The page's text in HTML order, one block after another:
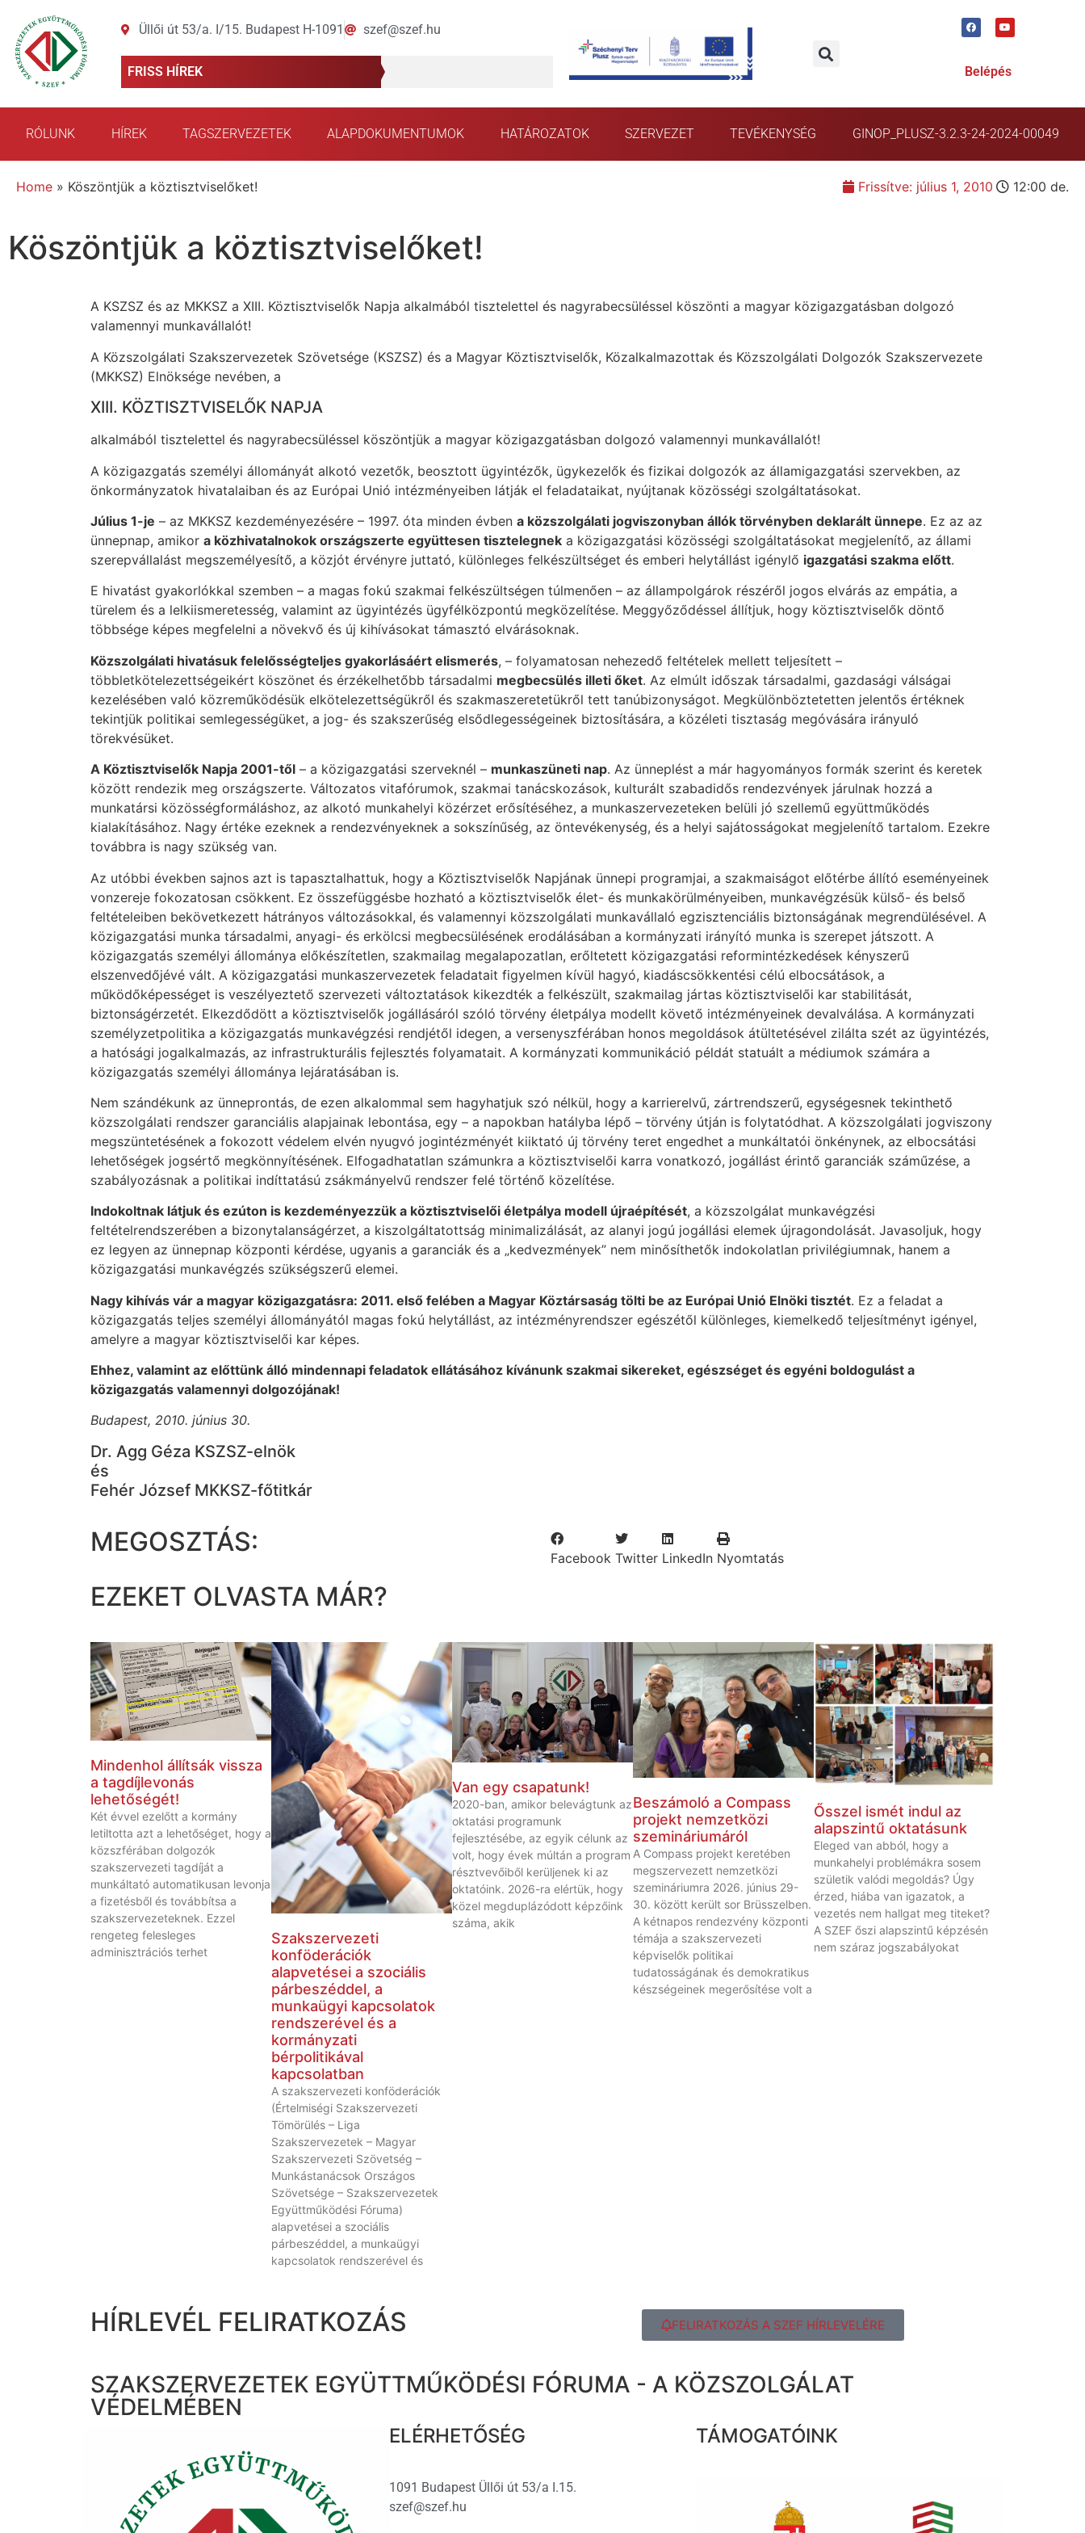
Üllői út 53/a. I/15. Budapest H-1091 szef@szef.hu
FRISS HÍREK Belépés
RÓLUNK HÍREK TAGSZERVEZETEK ALAPDOKUMENTUMOK HATÁROZATOK SZERVEZET TEVÉKENYSÉG GINOP_PLUSZ-3.2.3-24-2024-00049
Home » Köszöntjük a köztisztviselőket! Frissítve: július 1, 2010 12:00 de.
Köszöntjük a köztisztviselőket!
A KSZSZ és az MKKSZ a XIII. Köztisztviselők Napja alkalmából tisztelettel és nagyrabecsüléssel köszönti a magyar közigazgatásban dolgozó
valamennyi munkavállalót!
A Közszolgálati Szakszervezetek Szövetsége (KSZSZ) és a Magyar Köztisztviselők, Közalkalmazottak és Közszolgálati Dolgozók Szakszervezete
(MKKSZ) Elnöksége nevében, a
XIII. KÖZTISZTVISELŐK NAPJA
alkalmából tisztelettel és nagyrabecsüléssel köszöntjük a magyar közigazgatásban dolgozó valamennyi munkavállalót!
A közigazgatás személyi állományát alkotó vezetők, beosztott ügyintézők, ügykezelők és fizikai dolgozók az államigazgatási szervekben, az
önkormányzatok hivatalaiban és az Európai Unió intézményeiben látják el feladataikat, nyújtanak közösségi szolgáltatásokat.
Július 1-je – az MKKSZ kezdeményezésére – 1997. óta minden évben a közszolgálati jogviszonyban állók törvényben deklarált ünnepe. Ez az az
ünnepnap, amikor a közhivatalnokok országszerte együttesen tisztelegnek a közigazgatási közösségi szolgáltatásokat megjelenítő, az állami
szerepvállalást megszemélyesítő, a közjót érvényre juttató, különleges felkészültséget és emberi helytállást igénylő igazgatási szakma előtt.
E hivatást gyakorlókkal szemben – a magas fokú szakmai felkészültségen túlmenően – az állampolgárok részéről jogos elvárás az empátia, a
türelem és a lelkiismeretesség, valamint az ügyintézés ügyfélközpontú megközelítése. Meggyőződéssel állítjuk, hogy köztisztviselők döntő
többsége képes megfelelni a növekvő és új kihívásokat támasztó elvárásoknak.
Közszolgálati hivatásuk felelősségteljes gyakorlásáért elismerés, – folyamatosan nehezedő feltételek mellett teljesített –
többletkötelezettségeikért köszönet és érzékelhetőbb társadalmi megbecsülés illeti őket. Az elmúlt időszak társadalmi, gazdasági válságai
kezelésében való közreműködésük elkötelezettségükről és szakmaszeretetükről tett tanúbizonyságot. Megkülönböztetetten jelentős értéknek
tekintjük politikai semlegességüket, a jog- és szakszerűség elsődlegességeinek biztosítására, a közéleti tisztaság megóvására irányuló
törekvésüket.
A Köztisztviselők Napja 2001-től – a közigazgatási szerveknél – munkaszüneti nap. Az ünneplést a már hagyományos formák szerint és keretek
között rendezik meg országszerte. Változatos vitafórumok, szakmai tanácskozások, kulturált szabadidős rendezvények járulnak hozzá a
munkatársi közösségformáláshoz, az alkotó munkahelyi közérzet erősítéséhez, a munkaszervezeteken belüli jó szellemű együttműködés
kialakításához. Nagy értéke ezeknek a rendezvényeknek a sokszínűség, az öntevékenység, és a helyi sajátosságokat megjelenítő tartalom. Ezekre
továbbra is nagy szükség van.
Az utóbbi években sajnos azt is tapasztalhattuk, hogy a Köztisztviselők Napjának ünnepi programjai, a szakmaiságot előtérbe állító eseményeinek
vonzereje fokozatosan csökkent. Ez összefüggésbe hozható a köztisztviselők élet- és munkakörülményeiben, munkavégzésük külső- és belső
feltételeiben bekövetkezett hátrányos változásokkal, és valamennyi közszolgálati munkavállaló egzisztenciális biztonságának megrendülésével. A
közigazgatási munka társadalmi, anyagi- és erkölcsi megbecsülésének erodálásában a kormányzati irányító munka is szerepet játszott. A
közigazgatás személyi állománya előkészítetlen, szakmailag megalapozatlan, erőltetett közigazgatási reformintézkedések kényszerű
elszenvedőjévé vált. A közigazgatási munkaszervezetek feladatait figyelmen kívül hagyó, kiadáscsökkentési célú elbocsátások, a
működőképességet is veszélyeztető szervezeti változtatások kikezdték a felkészült, szakmailag jártas köztisztviselői kar stabilitását,
biztonságérzetét. Elkezdődött a köztisztviselők jogállásáról szóló törvény életpálya modellt követő intézményeinek devalválása. A kormányzati
személyzetpolitika a közigazgatás munkavégzési rendjétől idegen, a versenyszférában honos megoldások átültetésével zilálta szét az ügyintézés,
a hatósági jogalkalmazás, az infrastrukturális fejlesztés folyamatait. A kormányzati kommunikáció példát statuált a médiumok számára a
közigazgatás személyi állománya lejáratásában is.
Nem szándékunk az ünneprontás, de ezen alkalommal sem hagyhatjuk szó nélkül, hogy a karrierelvű, zártrendszerű, egységesnek tekinthető
közszolgálati rendszer garanciális alapjainak lebontása, egy – a napokban hatályba lépő – törvény útján is folytatódhat. A közszolgálati jogviszony
megszüntetésének a fokozott védelem elvén nyugvó jogintézményét kiiktató új törvény teret engedhet a munkáltatói önkénynek, az elbocsátási
lehetőségek jogsértő megkönnyítésének. Elfogadhatatlan számunkra a köztisztviselői karra vonatkozó, jogállást érintő garanciák száműzése, a
szabályozásnak a politikai indíttatású zsákmányelvű rendszer felé történő közelítése.
Indokoltnak látjuk és ezúton is kezdeményezzük a köztisztviselői életpálya modell újraépítését, a közszolgálat munkavégzési
feltételrendszerében a bizonytalanságérzet, a kiszolgáltatottság minimalizálását, az alanyi jogú jogállási elemek újragondolását. Javasoljuk, hogy
ez legyen az ünnepnap központi kérdése, ugyanis a garanciák és a „kedvezmények” nem minősíthetők indokolatlan privilégiumnak, hanem a
közigazgatási munkavégzés szükségszerű elemei.
Nagy kihívás vár a magyar közigazgatásra: 2011. első felében a Magyar Köztársaság tölti be az Európai Unió Elnöki tisztét. Ez a feladat a
közigazgatás teljes személyi állományától magas fokú helytállást, az intézményrendszer egészétől különleges, kiemelkedő teljesítményt igényel,
amelyre a magyar köztisztviselői kar képes.
Ehhez, valamint az előttünk álló mindennapi feladatok ellátásához kívánunk szakmai sikereket, egészséget és egyéni boldogulást a
közigazgatás valamennyi dolgozójának!
Budapest, 2010. június 30.
Dr. Agg Géza KSZSZ-elnök
és
Fehér József MKKSZ-főtitkár
MEGOSZTÁS:
Facebook Twitter LinkedIn Nyomtatás
EZEKET OLVASTA MÁR?
Mindenhol állítsák vissza
a tagdíjlevonás
lehetőségét!
Két évvel ezelőtt a kormány
letiltotta azt a lehetőséget, hogy a
közszférában dolgozók
szakszervezeti tagdíját a
munkáltató automatikusan levonja
a fizetésből és továbbítsa a
szakszervezeteknek. Ezzel
rengeteg felesleges
adminisztrációs terhet
Szakszervezeti
konföderációk
alapvetései a szociális
párbeszéddel, a
munkaügyi kapcsolatok
rendszerével és a
kormányzati
bérpolitikával
kapcsolatban
A szakszervezeti konföderációk
(Értelmiségi Szakszervezeti
Tömörülés – Liga
Szakszervezetek – Magyar
Szakszervezeti Szövetség –
Munkástanácsok Országos
Szövetsége – Szakszervezetek
Együttműködési Fóruma)
alapvetései a szociális
párbeszéddel, a munkaügyi
kapcsolatok rendszerével és
Van egy csapatunk!
2020-ban, amikor belevágtunk az
oktatási programunk
fejlesztésébe, az egyik célunk az
volt, hogy évek múltán a program
résztvevőiből kerüljenek ki az
oktatóink. 2026-ra elértük, hogy
közel megduplázódott képzőink
száma, akik
Beszámoló a Compass
projekt nemzetközi
szemináriumáról
A Compass projekt keretében
megszervezett nemzetközi
szemináriumra 2026. június 29-
30. között került sor Brüsszelben.
A kétnapos rendezvény központi
témája a szakszervezeti
képviselők politikai
tudatosságának és demokratikus
készségeinek megerősítése volt a
Ősszel ismét indul az
alapszintű oktatásunk
Eleged van abból, hogy a
munkahelyi problémákra sosem
születik valódi megoldás? Úgy
érzed, hiába van igazatok, a
vezetés nem hallgat meg titeket?
A SZEF őszi alapszintű képzésén
nem száraz jogszabályokat
HÍRLEVÉL FELIRATKOZÁS FELIRATKOZÁS A SZEF HÍRLEVELÉRE
SZAKSZERVEZETEK EGYÜTTMŰKÖDÉSI FÓRUMA - A KÖZSZOLGÁLAT
VÉDELMÉBEN
ELÉRHETŐSÉG
1091 Budapest Üllői út 53/a I.15.
szef@szef.hu
TÁMOGATÓINK